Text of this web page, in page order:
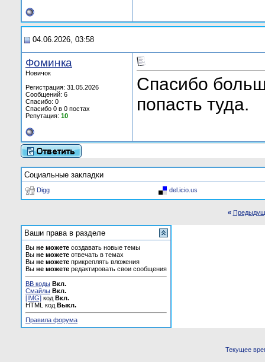
04.06.2026, 03:58
Фоминка
Новичок
Регистрация: 31.05.2026
Сообщений: 6
Спасибо: 0
Спасибо 0 в 0 постах
Репутация: 10
Спасибо
попасть туда.
Социальные закладки
Digg del.icio.us
«
Ваши права в разделе
Вы не можете создавать новые темы
Вы не можете отвечать в темах
Вы не можете прикреплять вложения
Вы не можете редактировать свои сообщения
BB коды Вкл.
Смайлы Вкл.
[IMG] код Вкл.
HTML код Выкл.
Правила форума
Текущее